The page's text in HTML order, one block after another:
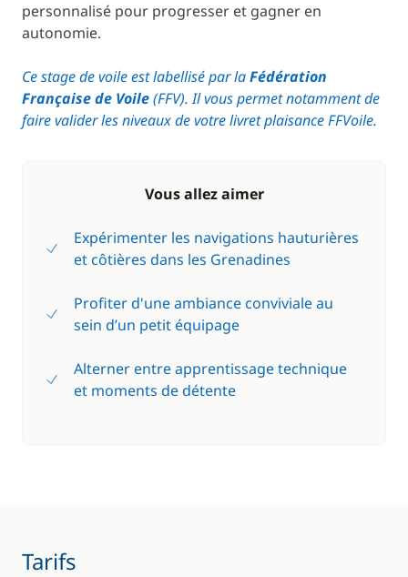
personnalisé pour progresser et gagner en
autonomie.
Ce stage de voile est labellisé par laFédération
Française de Voile(FFV). Il vous permet notamment de
faire valider les niveaux de votre livret plaisance FFVoile.
Vous allez aimer
Expérimenter les navigations hauturières
et côtières dans les Grenadines
Profiter d'une ambiance conviviale au
sein d’un petit équipage
Alterner entre apprentissage technique
et moments de détente
Tarifs